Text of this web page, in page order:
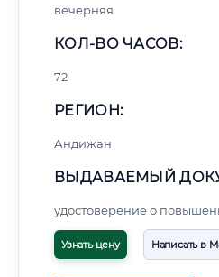
вечерняя
КОЛ-ВО ЧАСОВ:
72
РЕГИОН:
Андижан
ВЫДАВАЕМЫЙ
удостоверение о
Узнать цену Написать в